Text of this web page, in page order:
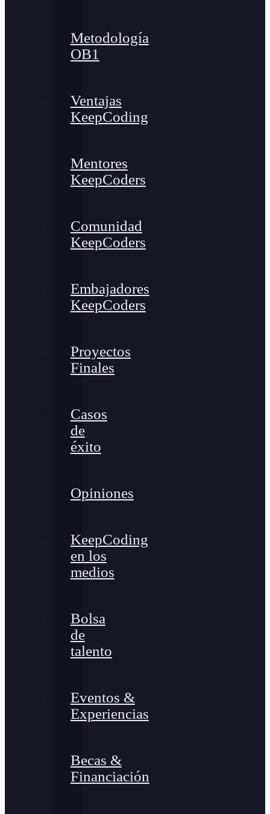
Metodología
OB1
Ventajas
KeepCoding
Mentores
KeepCoders
Comunidad
KeepCoders
Embajadores
KeepCoders
Proyectos
Finales
Casos
de
éxito
Opiniones
KeepCoding
en los
medios
Bolsa
de
talento
Eventos &
Experiencias
Becas &
Financiación